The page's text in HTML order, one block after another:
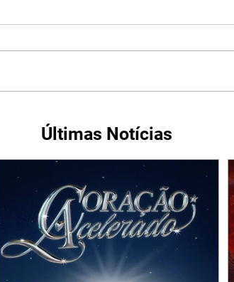
Últimas Notícias